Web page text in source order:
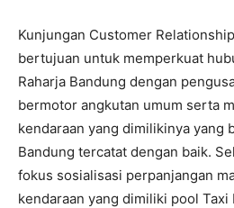
Kunjungan Customer
bertujuan untuk memperkuat
Raharja Bandung dengan
bermotor angkutan umum serta
kendaraan yang dimilikinya yang
Bandung tercatat dengan baik.
fokus sosialisasi perpanjangan
kendaraan yang dimiliki pool